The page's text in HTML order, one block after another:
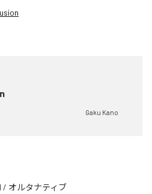
Gaku Kano
/ オルタナティブ